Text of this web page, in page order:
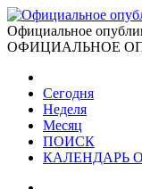
Официальное
ОФИЦИАЛЬНОЕ
Сегодня
Неделя
Месяц
ПОИСК
КАЛЕНДАРЬ